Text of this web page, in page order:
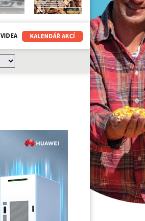
VIDEA KALENDÁŘ AKCÍ